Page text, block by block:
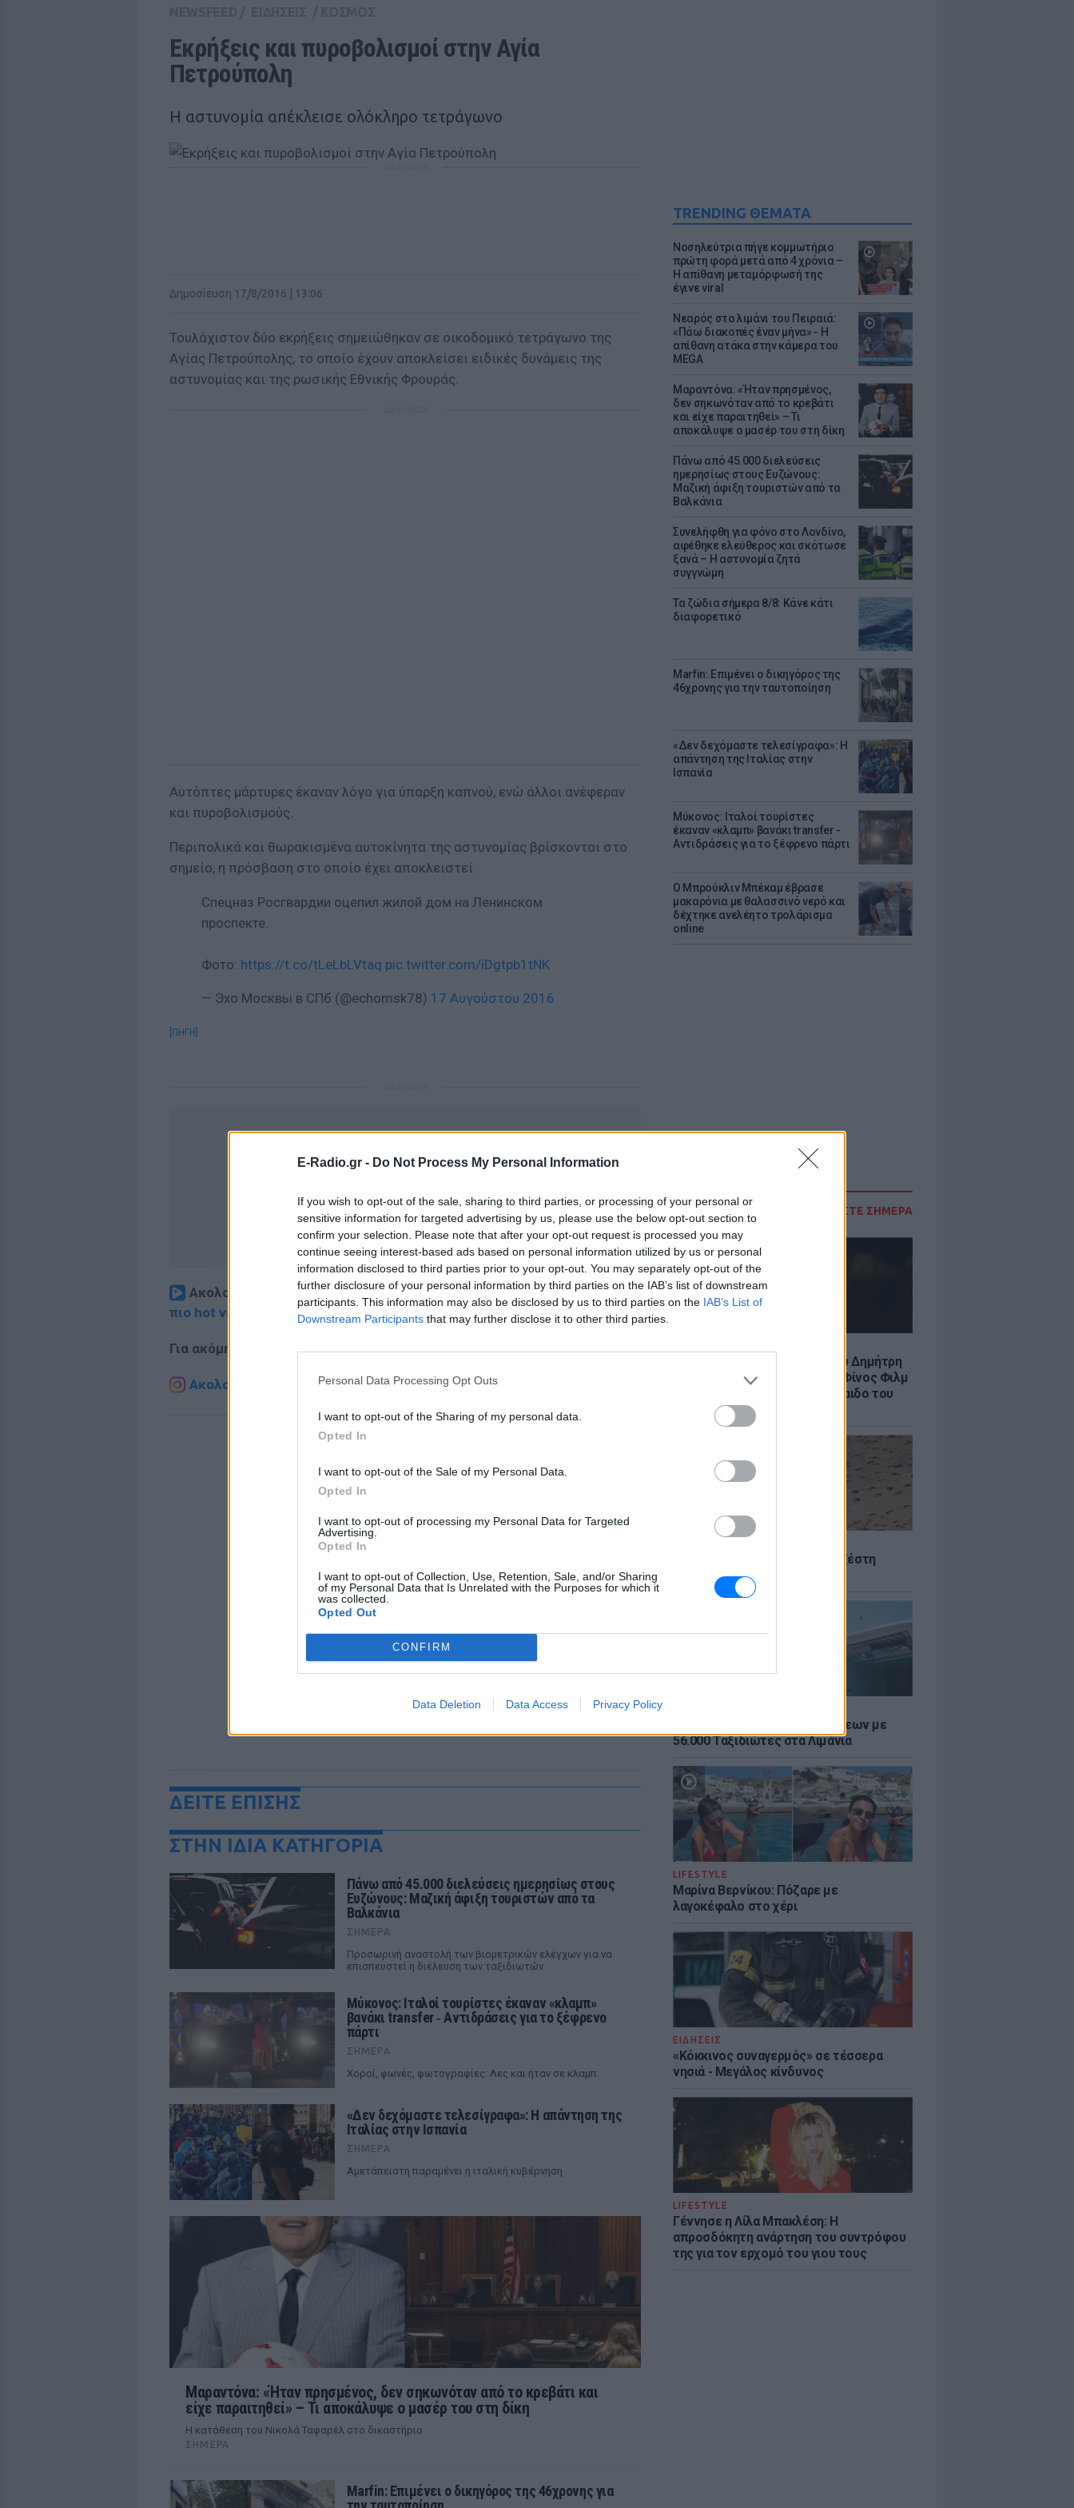
E-Radio.gr - Do Not Process My Personal Information
If you wish to opt-out of the sale, sharing to third parties, or processing of your personal or
sensitive information for targeted advertising by us, please use the below opt-out section to
confirm your selection. Please note that after your opt-out request is processed you may
continue seeing interest-based ads based on personal information utilized by us or personal
information disclosed to third parties prior to your opt-out. You may separately opt-out of the
further disclosure of your personal information by third parties on the IAB’s list of downstream
participants. This information may also be disclosed by us to third parties on the IAB’s List of
Downstream Participants that may further disclose it to other third parties.
Personal Data Processing Opt Outs
I want to opt-out of the Sharing of my personal data.
Opted In
I want to opt-out of the Sale of my Personal Data.
Opted In
I want to opt-out of processing my Personal Data for Targeted
Advertising.
Opted In
I want to opt-out of Collection, Use, Retention, Sale, and/or Sharing
of my Personal Data that Is Unrelated with the Purposes for which it
was collected.
Opted Out
CONFIRM
Data Deletion Data Access Privacy Policy
TRENDING ΘΕΜΑΤΑ
Νοσηλεύτρια πήγε κομμωτήριο
πρώτη φορά μετά από 4 χρόνια –
Η απίθανη μεταμόρφωσή της
έγινε viral
Νεαρός στο λιμάνι του Πειραιά:
«Πάω διακοπές έναν μήνα» - Η
απίθανη ατάκα στην κάμερα του
MEGA
Μαραντόνα: «Ήταν πρησμένος,
δεν σηκωνόταν από το κρεβάτι
και είχε παραιτηθεί» – Τι
αποκάλυψε ο μασέρ του στη δίκη
Πάνω από 45.000 διελεύσεις
ημερησίως στους Ευζώνους:
Μαζική άφιξη τουριστών από τα
Βαλκάνια
Συνελήφθη για φόνο στο Λονδίνο,
αφέθηκε ελεύθερος και σκότωσε
ξανά – Η αστυνομία ζητά
συγγνώμη
Τα ζώδια σήμερα 8/8: Κάνε κάτι
διαφορετικό
Marfin: Επιμένει ο δικηγόρος της
46χρονης για την ταυτοποίηση
«Δεν δεχόμαστε τελεσίγραφα»: Η
απάντηση της Ιταλίας στην
Ισπανία
Μύκονος: Ιταλοί τουρίστες
έκαναν «κλαμπ» βανάκι transfer -
Αντιδράσεις για το ξέφρενο πάρτι
Ο Μπρούκλιν Μπέκαμ έβρασε
μακαρόνια με θαλασσινό νερό και
δέχτηκε ανελέητο τρολάρισμα
online
ΔΙΑΒΑΣΤΕ ΣΗΜΕΡΑ
22 χρόνια από τον θάνατο του Δημήτρη
Παπαμιχαήλ: Η ανάρτηση της Φίνος Φιλμ
για το «γοητευτικό λεβεντόπαιδο του
ελληνικού σινεμά»
Καιρός: Πού θα «χτυπήσει» η ζέστη
Αύγουστος: Ρεκόρ Αναχωρήσεων με
56.000 Ταξιδιώτες στα Λιμάνια
LIFESTYLE
Μαρίνα Βερνίκου: Πόζαρε με
λαγοκέφαλο στο χέρι
ΕΙΔΗΣΕΙΣ
«Κόκκινος συναγερμός» σε τέσσερα
νησιά - Μεγάλος κίνδυνος
LIFESTYLE
Γέννησε η Λίλα Μπακλέση: Η
απροσδόκητη ανάρτηση του συντρόφου
της για τον ερχομό του γιου τους
Εκρήξεις και πυροβολισμοί στην Αγία
Πετρούπολη
Η αστυνομία απέκλεισε ολόκληρο τετράγωνο
Δημοσίευση 17/8/2016 | 13:06
Τουλάχιστον δύο εκρήξεις σημειώθηκαν σε οικοδομικό τετράγωνο της
Αγίας Πετρούπολης, το οποίο έχουν αποκλείσει ειδικές δυνάμεις της
αστυνομίας και της ρωσικής Εθνικής Φρουράς.
Αυτόπτες μάρτυρες έκαναν λόγο για ύπαρξη καπνού, ενώ άλλοι ανέφεραν
και πυροβολισμούς.
Περιπολικά και θωρακισμένα αυτοκίνητα της αστυνομίας βρίσκονται στο
σημείο, η πρόσβαση στο οποίο έχει αποκλειστεί.
Спецназ Росгвардии оцепил жилой дом на Ленинском
проспекте.
Фото: https://t.co/tLeLbLVtaq pic.twitter.com/iDgtpb1tNK
— Эхо Москвы в СПб (@echomsk78) 17 Αυγούστου 2016
[ΠΗΓΗ]
Ακολουθήστε το E-Radio.gr στο Google Newsκαι μάθετε πρώτοι τα
πιο hot νέα
Για ακόμη περισσότερανέα, μπείτε στηνροή ειδήσεωντου E-Daily.gr
Ακολουθήστε το E-Radio.gr και στο Instagram
ΔΙΑΦΗΜΙΣΗ
ΔΕΙΤΕ ΕΠΙΣΗΣ
ΣΤΗΝ ΙΔΙΑ ΚΑΤΗΓΟΡΙΑ
Πάνω από 45.000 διελεύσεις ημερησίως στους
Ευζώνους: Μαζική άφιξη τουριστών από τα
Βαλκάνια
ΣΉΜΕΡΑ
Προσωρινή αναστολή των βιομετρικών ελέγχων για να
επισπευστεί η διέλευση των ταξιδιωτών
Μύκονος: Ιταλοί τουρίστες έκαναν «κλαμπ»
βανάκι transfer ‑ Αντιδράσεις για το ξέφρενο
πάρτι
ΣΉΜΕΡΑ
Χοροί, φωνές, φωτογραφίες: Λες και ήταν σε κλαμπ
«Δεν δεχόμαστε τελεσίγραφα»: Η απάντηση της
Ιταλίας στην Ισπανία
ΣΉΜΕΡΑ
Αμετάπειστη παραμένει η ιταλική κυβέρνηση
Μαραντόνα: «Ήταν πρησμένος, δεν σηκωνόταν από το κρεβάτι και
είχε παραιτηθεί» – Τι αποκάλυψε ο μασέρ του στη δίκη
Η κατάθεση του Νικολά Ταφαρέλ στο δικαστήριο
ΣΉΜΕΡΑ
Marfin: Επιμένει ο δικηγόρος της 46χρονης για